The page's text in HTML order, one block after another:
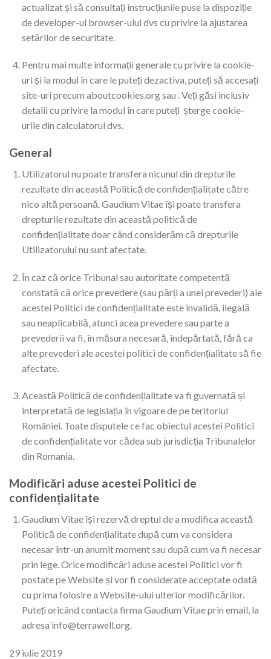
actualizat și să consultați instrucțiunile puse la dispoziție
de developer-ul browser-ului dvs cu privire la ajustarea
setărilor de securitate.
Pentru mai multe informații generale cu privire la cookie-
uri și la modul în care le puteți dezactiva, puteți să accesați
site-uri precum aboutcookies.org sau . Veți găsi inclusiv
detalii cu privire la modul în care puteți șterge cookie-
urile din calculatorul dvs.
General
Utilizatorul nu poate transfera nicunul din drepturile
rezultate din această Politică de confidențialitate către
nico altă persoană. Gaudium Vitae își poate transfera
drepturile rezultate din această politică de
confidențialitate doar când considerăm că drepturile
Utilizatorului nu sunt afectate.
În caz că orice Tribunal sau autoritate competentă
constată că orice prevedere (sau părți a unei prevederi) ale
acestei Politici de confidențialitate este invalidă, ilegală
sau neaplicabilă, atunci acea prevedere sau parte a
prevederii va fi, în măsura necesară, îndepărtată, fără ca
alte prevederi ale acestei politici de confidențialitate să fie
afectate.
Această Politică de confidențialitate va fi guvernată și
interpretată de legislația în vigoare de pe teritoriul
României. Toate disputele ce fac obiectul acestei Politici
de confidențialitate vor cădea sub jurisdicția Tribunalelor
din Romania.
Modificări aduse acestei Politici de
confidențialitate
Gaudium Vitae își rezervă dreptul de a modifica această
Politică de confidențialitate după cum va considera
necesar într-un anumit moment sau după cum va fi necesar
prin lege. Orice modificări aduse acestei Politici vor fi
postate pe Website și vor fi considerate acceptate odată
cu prima folosire a Website-ului ulterior modificărilor.
Puteți oricând contacta firma Gaudium Vitae prin email, la
adresa info@terrawell.org.
29 iulie 2019